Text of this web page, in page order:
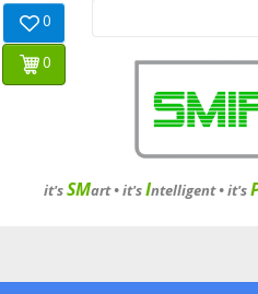
it'sSMart •it'sIntelligent•it's
0
0